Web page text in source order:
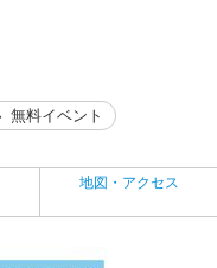
無料イベント
地図・アクセス